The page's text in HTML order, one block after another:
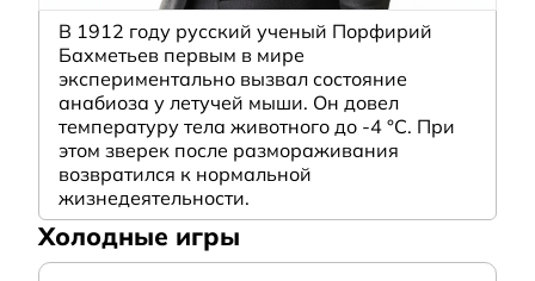
В 1912 году русский ученый Порфирий
Бахметьев первым в мире
экспериментально вызвал состояние
анабиоза у летучей мыши. Он довел
температуру тела животного до -4 °C. При
этом зверек после размораживания
возвратился к нормальной
жизнедеятельности.
Холодные игры